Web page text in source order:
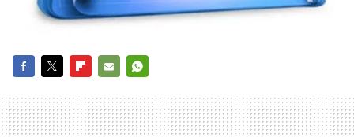
MAIL